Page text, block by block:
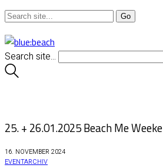
Search site...
25. + 26.01.2025 Beach Me
16. NOVEMBER 2024
EVENTARCHIV